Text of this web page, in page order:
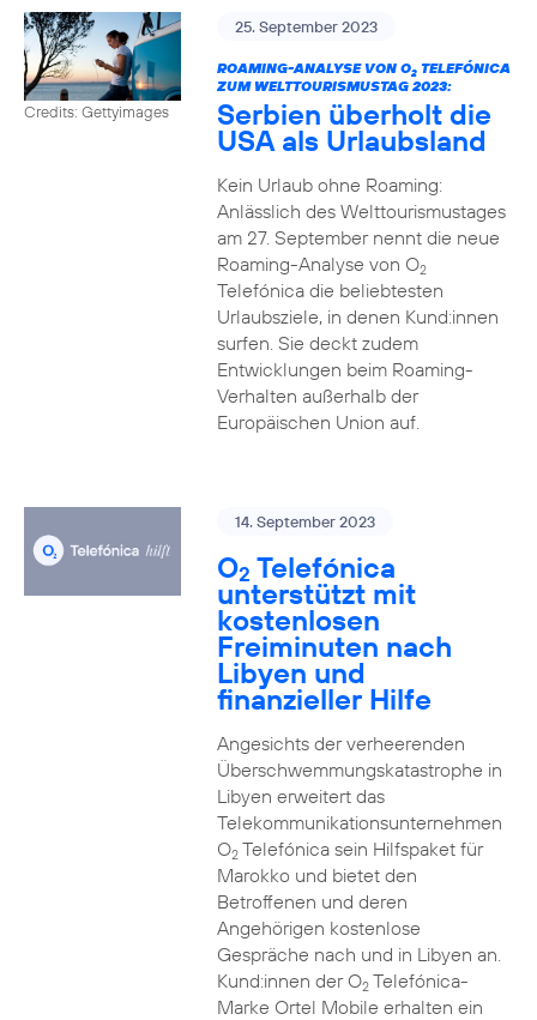
Credits: Gettyimages
25. September 2023
ROAMING-ANALYSE VON O2TELEFÓNICA
ZUM WELTTOURISMUSTAG 2023:
Serbien überholt die
USA als Urlaubsland
Kein Urlaub ohne Roaming:
Anlässlich des Welttourismustages
am 27. September nennt die neue
Roaming-Analyse von O2
Telefónica die beliebtesten
Urlaubsziele, in denen Kund:innen
surfen. Sie deckt zudem
Entwicklungen beim Roaming-
Verhalten außerhalb der
Europäischen Union auf.
14. September 2023
O2 Telefónica
unterstützt mit
kostenlosen
Freiminuten nach
Libyen und
finanzieller Hilfe
Angesichts der verheerenden
Überschwemmungskatastrophe in
Libyen erweitert das
Telekommunikationsunternehmen
O2Telefónica sein Hilfspaket für
Marokko und bietet den
Betroffenen und deren
Angehörigen kostenlose
Gespräche nach und in Libyen an.
Kund:innen der O2Telefónica-
Marke Ortel Mobile erhalten ein